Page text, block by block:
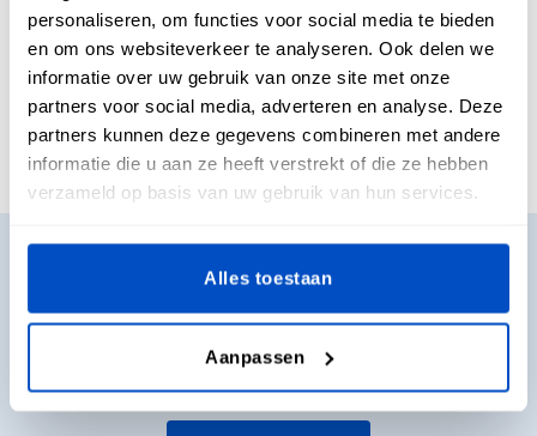
personaliseren, om functies voor social media te bieden
en om ons websiteverkeer te analyseren. Ook delen we
informatie over uw gebruik van onze site met onze
partners voor social media, adverteren en analyse. Deze
partners kunnen deze gegevens combineren met andere
informatie die u aan ze heeft verstrekt of die ze hebben
verzameld op basis van uw gebruik van hun services.
Alles toestaan
Aanpassen
maatlabels,T-shirtlabels,quiltlabels, waslabels en
strijklabels.
Wil je enkele samples zien?
Wil je enkele samples zien en voelen vooraleer je beslist wat
je gaat kopen? Geen probleem. We sturen onze pakketten
met samples graag naar je op!